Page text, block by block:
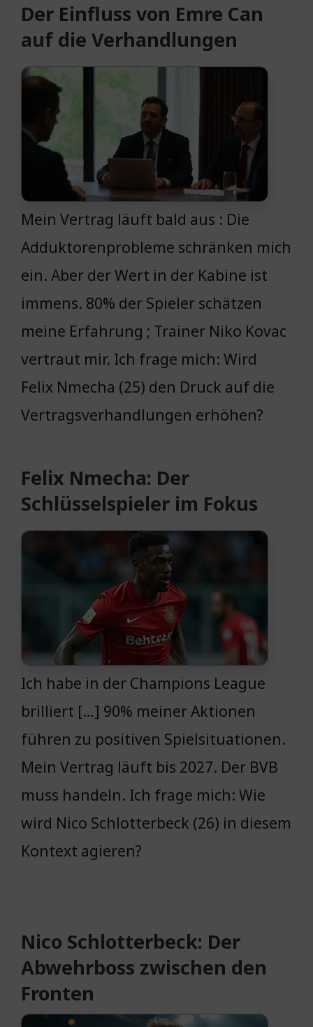
Der Einfluss von Emre Can
auf die Verhandlungen
Mein Vertrag läuft bald aus : Die
Adduktorenprobleme schränken mich
ein. Aber der Wert in der Kabine ist
immens. 80% der Spieler schätzen
meine Erfahrung ; Trainer Niko Kovac
vertraut mir. Ich frage mich: Wird
Felix Nmecha (25) den Druck auf die
Vertragsverhandlungen erhöhen?
Felix Nmecha: Der
Schlüsselspieler im Fokus
Ich habe in der Champions League
brilliert […] 90% meiner Aktionen
führen zu positiven Spielsituationen.
Mein Vertrag läuft bis 2027. Der BVB
muss handeln. Ich frage mich: Wie
wird Nico Schlotterbeck (26) in diesem
Kontext agieren?
Nico Schlotterbeck: Der
Abwehrboss zwischen den
Fronten